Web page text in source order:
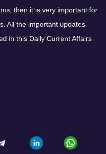
then it is very important for
All the important updates
in this Daily Current Affairs